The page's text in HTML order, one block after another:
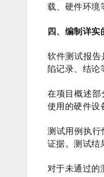
载、硬件环境
四、编制详
软件测试报
陷记录、结论
在项目概述
使用的硬件设
测试用例执
证据。测试结
对于未通过的